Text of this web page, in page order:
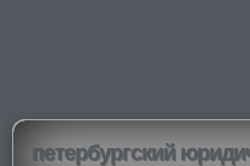
петербургский